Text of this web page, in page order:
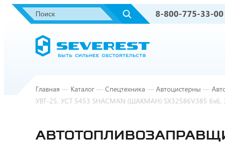
8-800-775-33-00
Главная — Каталог — Спецтехника — Автоцистерны —
УВТ-25, УСТ 5453 SHACMAN (ШАКМАН) SX32586V385 6х6,